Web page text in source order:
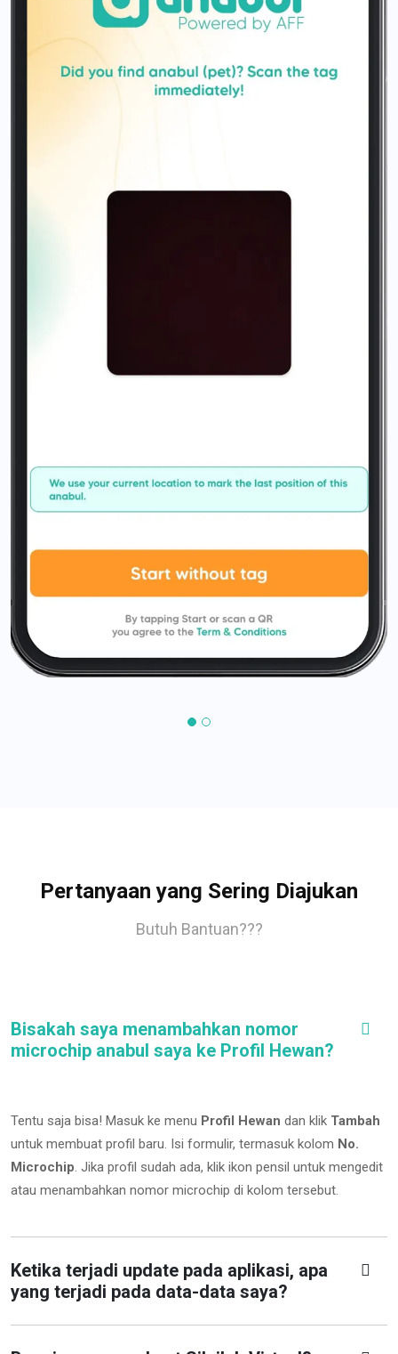
Pertanyaan yang Sering Diajukan
Butuh Bantuan???
Bisakah saya menambahkan nomor
microchip anabul saya ke Profil Hewan?
Tentu saja bisa! Masuk ke menu Profil Hewan dan klik Tambah
untuk membuat profil baru. Isi formulir, termasuk kolom No.
Microchip. Jika profil sudah ada, klik ikon pensil untuk mengedit
atau menambahkan nomor microchip di kolom tersebut.
Ketika terjadi update pada aplikasi, apa
yang terjadi pada data-data saya?